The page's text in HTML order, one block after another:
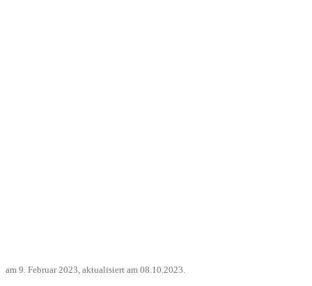
am 9. Februar 2023, aktualisiert am 08.10.2023.